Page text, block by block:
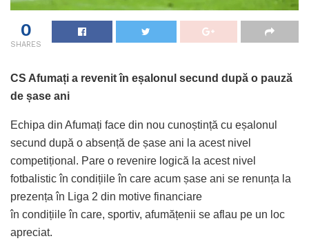
0
SHARES
CS Afumați a revenit în eșalonul secund după o pauză
de șase ani
Echipa din Afumați face din nou cunoștință cu eșalonul
secund după o absență de șase ani la acest nivel
competițional. Pare o revenire logică la acest nivel
fotbalistic în condițiile în care acum șase ani se renunța la
prezența în Liga 2 din motive financiare
în condițiile în care, sportiv, afumățenii se aflau pe un loc
apreciat.